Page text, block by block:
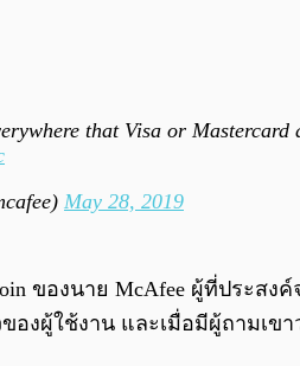
that Visa or
May 28, 2019
ของนาย McAfee ผู้ที่ประส
งผู้ใช้งาน และเมื่อมีผู้ถามเขา